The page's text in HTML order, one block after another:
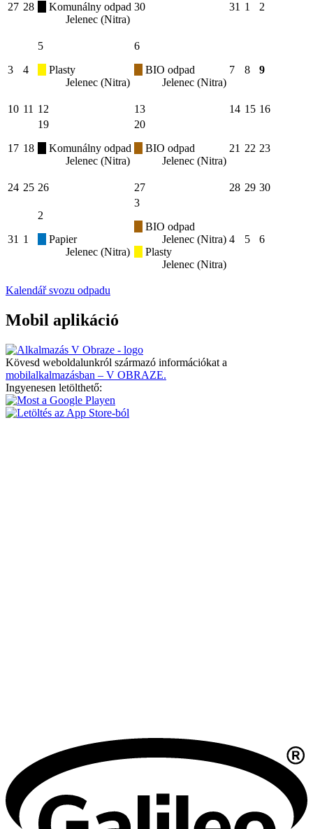
27 28
Komunálny odpad
Jelenec (Nitra)
30 31 1 2
3 4
5
Plasty
Jelenec (Nitra)
6
BIO odpad
Jelenec (Nitra)
7 8 9
10 11 12 13 14 15 16
17 18
19
Komunálny odpad
Jelenec (Nitra)
20
BIO odpad
Jelenec (Nitra)
21 22 23
24 25 26 27 28 29 30
31 1
2
Papier
Jelenec (Nitra)
3
BIO odpad
Jelenec (Nitra)
Plasty
Jelenec (Nitra)
4 5 6
Kalendář svozu odpadu
Mobil aplikáció
Kövesd weboldalunkról származó információkat a
mobilalkalmazásban – V OBRAZE.
Ingyenesen letölthető: